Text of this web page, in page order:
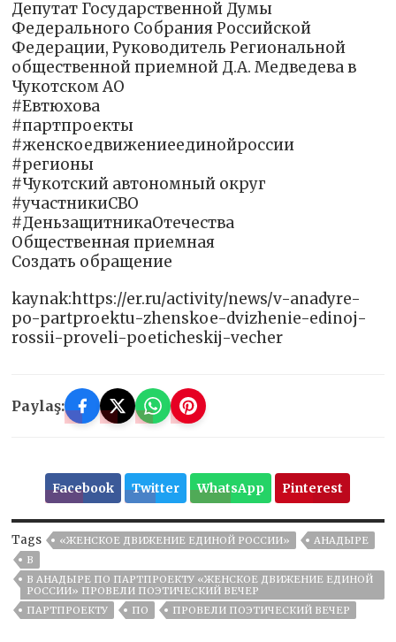
Депутат Государственной Думы
Федерального Собрания Российской
Федерации, Руководитель Региональной
общественной приемной Д.А. Медведева в
Чукотском АО
#Евтюхова
#партпроекты
#женскоедвижениеединойроссии
#регионы
#Чукотский автономный округ
#участникиСВО
#ДеньзащитникаОтечества
Общественная приемная
Создать обращение
kaynak:https://er.ru/activity/news/v-anadyre-
po-partproektu-zhenskoe-dvizhenie-edinoj-
rossii-proveli-poeticheskij-vecher
Paylaş:
Facebook Twitter WhatsApp Pinterest
Tags «ЖЕНСКОЕ ДВИЖЕНИЕ ЕДИНОЙ РОССИИ»
АНАДЫРЕ
В
В АНАДЫРЕ ПО ПАРТПРОЕКТУ «ЖЕНСКОЕ ДВИЖЕНИЕ ЕДИНОЙ
РОССИИ» ПРОВЕЛИ ПОЭТИЧЕСКИЙ ВЕЧЕР
ПАРТПРОЕКТУ
ПО ПРОВЕЛИ ПОЭТИЧЕСКИЙ ВЕЧЕР